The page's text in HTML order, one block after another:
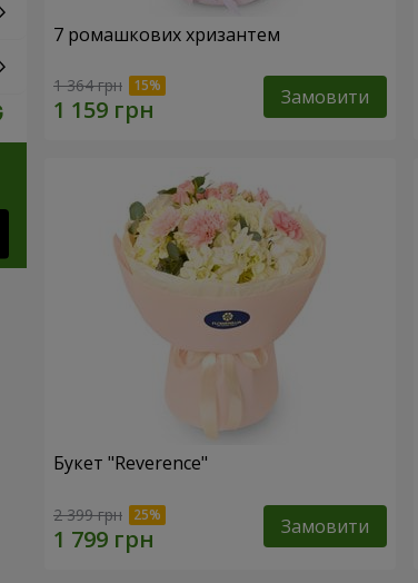
7 ромашкових хризантем
1 364 грн Замовити
Букет "Reverence"
2 399 грн Замовити